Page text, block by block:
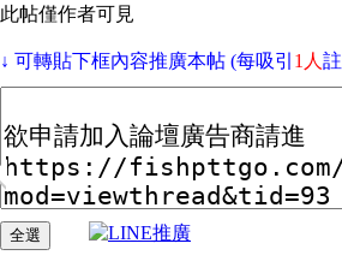
此帖僅作者可見
↓ 可轉貼下框內容推廣本帖 (每吸引 1人